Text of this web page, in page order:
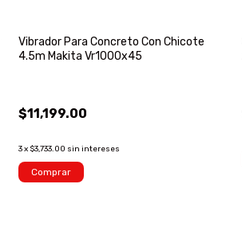
Vibrador Para Concreto Con Chicote
4.5m Makita Vr1000x45
$11,199.00
3x $3,733.00 sin intereses
Comprar